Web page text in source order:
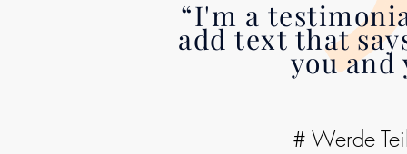
“I'm a
add text that
you and
# Werde